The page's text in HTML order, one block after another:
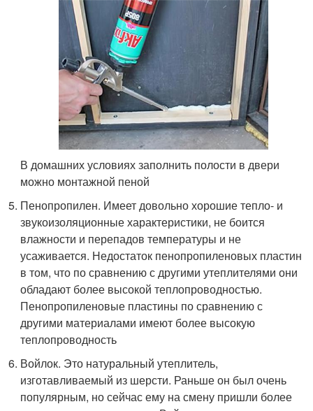
В домашних условиях заполнить полости в двери
можно монтажной пеной
Пенопропилен. Имеет довольно хорошие тепло- и
звукоизоляционные характеристики, не боится
влажности и перепадов температуры и не
усаживается. Недостаток пенопропиленовых пластин
в том, что по сравнению с другими утеплителями они
обладают более высокой теплопроводностью.
Пенопропиленовые пластины по сравнению с
другими материалами имеют более высокую
теплопроводность
Войлок. Это натуральный утеплитель,
изготавливаемый из шерсти. Раньше он был очень
популярным, но сейчас ему на смену пришли более